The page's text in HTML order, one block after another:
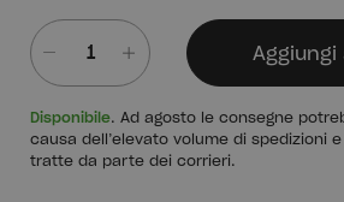
Aggiungi
Disponibile. Ad agosto le consegne
causa dell’elevato volume di spedizioni
tratte da parte dei corrieri.